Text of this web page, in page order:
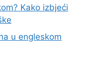
Kako izbjeći
u engleskom